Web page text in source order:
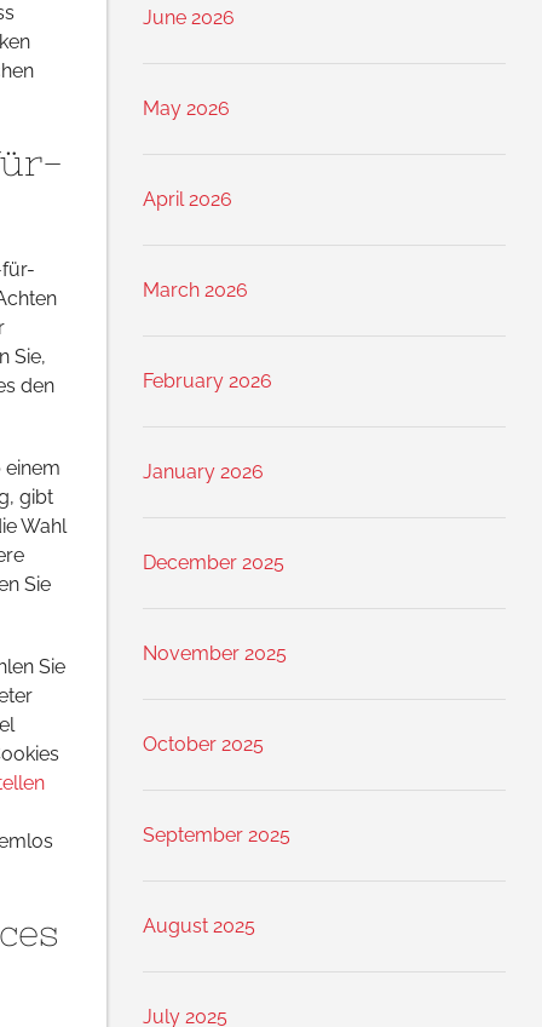
Sie,
den
einem
gibt
Wahl
Sie
Sie
June 2026
May 2026
April 2026
March 2026
February 2026
January 2026
December 2025
November 2025
October 2025
September 2025
August 2025
July 2025